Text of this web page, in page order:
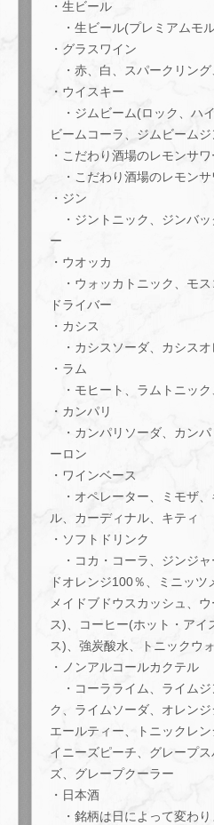
・生ビール
・生ビール(プレミアムモ
・グラスワイン
・赤、白、スパークリング
・ウイスキー
・ジムビーム(ロック、ハ
ビームコーラ、ジムビーム
・こだわり酒場のレモンサワ
・こだわり酒場のレモンサ
・ジン
・ジントニック、ジンバッ
ー
・ウオッカ
・ウォッカトニック、モス
ドライバー
・カシス
・カシスソーダ、カシスオ
・ラム
・モヒート、ラムトニック
・カンパリ
・カンパリソーダ、カンパ
ーロン
・ワインベース
・オペレーター、ミモザ、
ル、カーディナル、キティ
・ソフトドリンク
・コカ・コーラ、ジンジャ
ドオレンジ100％、ミニッ
メイドブドウスカッシュ、
ス)、コーヒー(ホット・アイ
ス)、強炭酸水、トニックウ
・ノンアルコールカクテル
・コーラライム、ライムジ
ク、ライムソーダ、オレン
エールティー、トニックレ
イニーズピーチ、グレープ
ズ、グレープクーラー
・日本酒
・銘柄は日によって変わり
この店舗情報
豪華絢爛8000円SPグルメコー
（生ビール、日本酒等）付き
ichimura
東京都江東区豊洲５-5-1-209
https://209ichimura-toyosu.owst.jp/
お店情報をコ